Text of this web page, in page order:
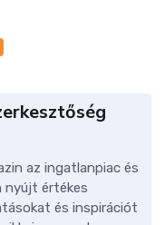
az ingatlanpiac és
nyújt értékes
és inspirációt